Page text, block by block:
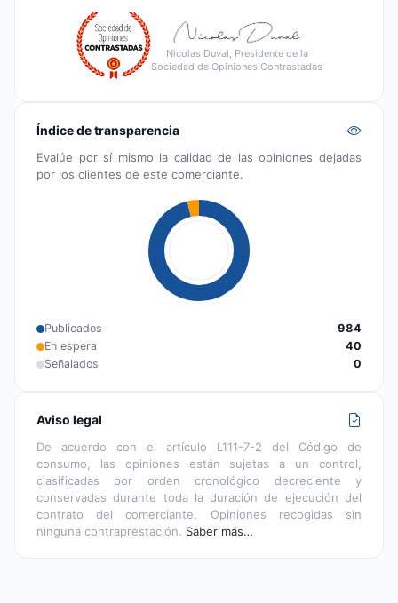
Nicolas Duval, Presidente de la
Sociedad de Opiniones Contrastadas
Índice de transparencia
Evalúe por sí mismo la calidad de las opiniones dejadas
por los clientes de este comerciante.
Publicados
984
En espera
40
Señalados
0
Aviso legal
De acuerdo con el artículo L111-7-2 del Código de
consumo, las opiniones están sujetas a un control,
clasificadas por orden cronológico decreciente y
conservadas durante toda la duración de ejecución del
contrato del comerciante. Opiniones recogidas sin
ninguna contraprestación. Saber más…